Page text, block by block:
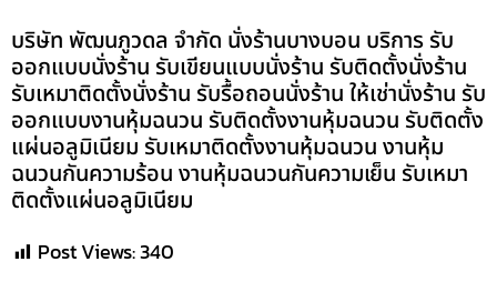
บริษัท พัฒนภูวดล จำกัด นั่งร้านบางบอน บริการ รับ
ออกแบบนั่งร้าน รับเขียนแบบนั่งร้าน รับติดตั้งนั่งร้าน
รับเหมาติดตั้งนั่งร้าน รับรื้อถอนนั่งร้าน ให้เช่านั่งร้าน รับ
ออกแบบงานหุ้มฉนวน รับติดตั้งงานหุ้มฉนวน รับติดตั้ง
แผ่นอลูมิเนียม รับเหมาติดตั้งงานหุ้มฉนวน งานหุ้ม
ฉนวนกันความร้อน งานหุ้มฉนวนกันความเย็น รับเหมา
ติดตั้งแผ่นอลูมิเนียม
Post Views:340